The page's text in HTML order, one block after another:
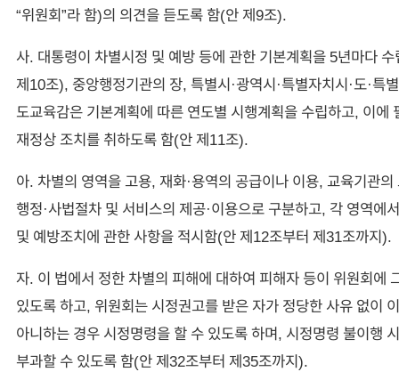
“위원회”라 함)의 의견을 듣도록 함(안 제9조).
사. 대통령이 차별시정 및 예방 등에 관한 기본계획을 5년마다
제10조), 중앙행정기관의 장, 특별시·광역시·특별자치시·도·특
도교육감은 기본계획에 따른 연도별 시행계획을 수립하고, 이에
재정상 조치를 취하도록 함(안 제11조).
아. 차별의 영역을 고용, 재화·용역의 공급이나 이용, 교육기관
행정·사법절차 및 서비스의 제공·이용으로 구분하고, 각 영역에
및 예방조치에 관한 사항을 적시함(안 제12조부터 제31조까지).
자. 이 법에서 정한 차별의 피해에 대하여 피해자 등이 위원회에
있도록 하고, 위원회는 시정권고를 받은 자가 정당한 사유 없이
아니하는 경우 시정명령을 할 수 있도록 하며, 시정명령 불이행
부과할 수 있도록 함(안 제32조부터 제35조까지).